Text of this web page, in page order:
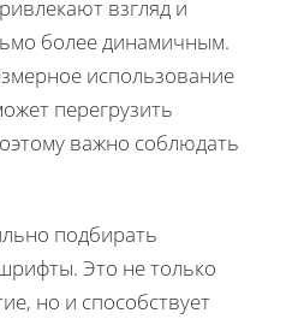
взгляд и
более динамичным.
использование
перегрузить
важно соблюдать
подбирать
Это не только
но и способствует